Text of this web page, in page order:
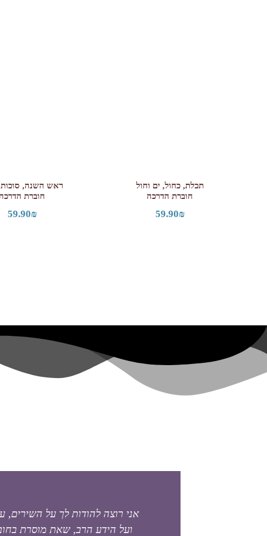
תכלת, כחול, ים וחול
חוברת הדרכה
59.90₪
ראש השנה, סוכות
חוברת
59.90₪
אני רוצה להודות לך על השירים,
ועל הידע הרב, שאת מוסרת